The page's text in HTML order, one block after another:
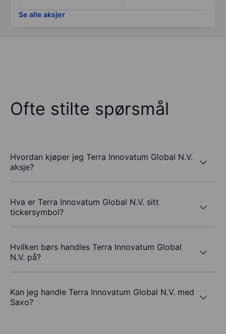
Se alle aksjer
Ofte stilte spørsmål
Hvordan kjøper jeg Terra Innovatum Global N.V.
aksje?
Hva er Terra Innovatum Global N.V. sitt
tickersymbol?
Hvilken børs handles Terra Innovatum Global
N.V. på?
Kan jeg handle Terra Innovatum Global N.V. med
Saxo?